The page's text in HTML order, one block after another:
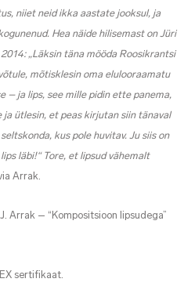
niiet neid ikka aastate jooksul, ja
Hea näide hilisemast on Jüri
„Läksin täna mööda Roosikrantsi
mõtisklesin oma elulooraamatu
– ja lips, see mille pidin ette panema,
ja ütlesin, et peas kirjutan siin tänaval
kus pole huvitav. Ju siis on
läbi!“ Tore, et lipsud vähemalt
Arrak.
Arrak – “Kompositsioon lipsudega”
sertifikaat.